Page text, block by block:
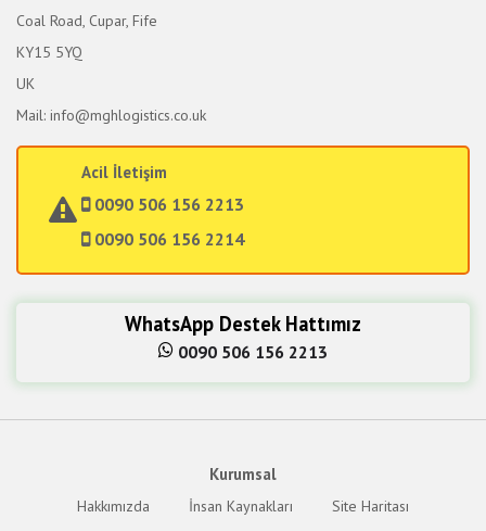
Coal Road, Cupar, Fife
KY15 5YQ
UK
Mail: info@mghlogistics.co.uk
Acil İletişim
0090 506 156 2213
0090 506 156 2214
WhatsApp Destek Hattımız
0090 506 156 2213
Kurumsal
Hakkımızda İnsan Kaynakları Site Haritası